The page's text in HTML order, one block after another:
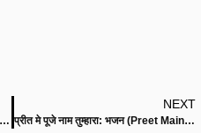
म्हाने शेरोवाली मैया, राज रानी लागे: भजन (Mhane Sherawali Maiya Rajrani Laage)
NEXT
प्रीत मे पूजे नाम तुम्हारा: भजन (Preet Main Puje Naam Tumhara)